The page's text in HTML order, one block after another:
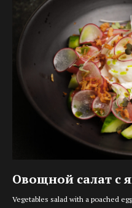
Овощной салат с
Vegetables salad with a poached egg